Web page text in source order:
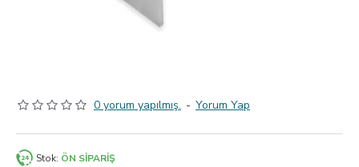
0 yorum yapılmış. - Yorum Yap
Stok: ÖN SIPARIŞ